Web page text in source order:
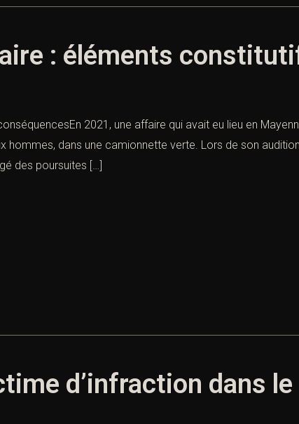
: éléments
2021, une affaire qui avait eu lieu en
hommes, dans une camionnette verte. Lors de son
des poursuites […]
d’infraction dans le